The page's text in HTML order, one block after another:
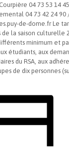
04 73 53 14
04 73 42 24
de-dome.fr Le
de la saison culturelle
minimum et
étudiants, aux
du RSA, aux
de dix personnes